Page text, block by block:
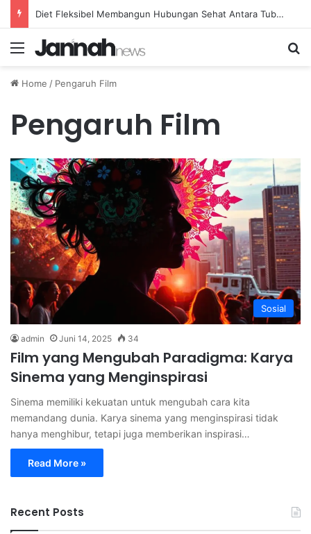
Diet Fleksibel Membangun Hubungan Sehat Antara Tubuh dan Makanan Sehari-hari
Menu
Home / Pengaruh Film
Pengaruh Film
Sosial
admin Juni 14, 2025 34
Film yang Mengubah Paradigma: Karya
Sinema yang Menginspirasi
Sinema memiliki kekuatan untuk mengubah cara kita
memandang dunia. Karya sinema yang menginspirasi tidak
hanya menghibur, tetapi juga memberikan inspirasi…
Read More »
Recent Posts